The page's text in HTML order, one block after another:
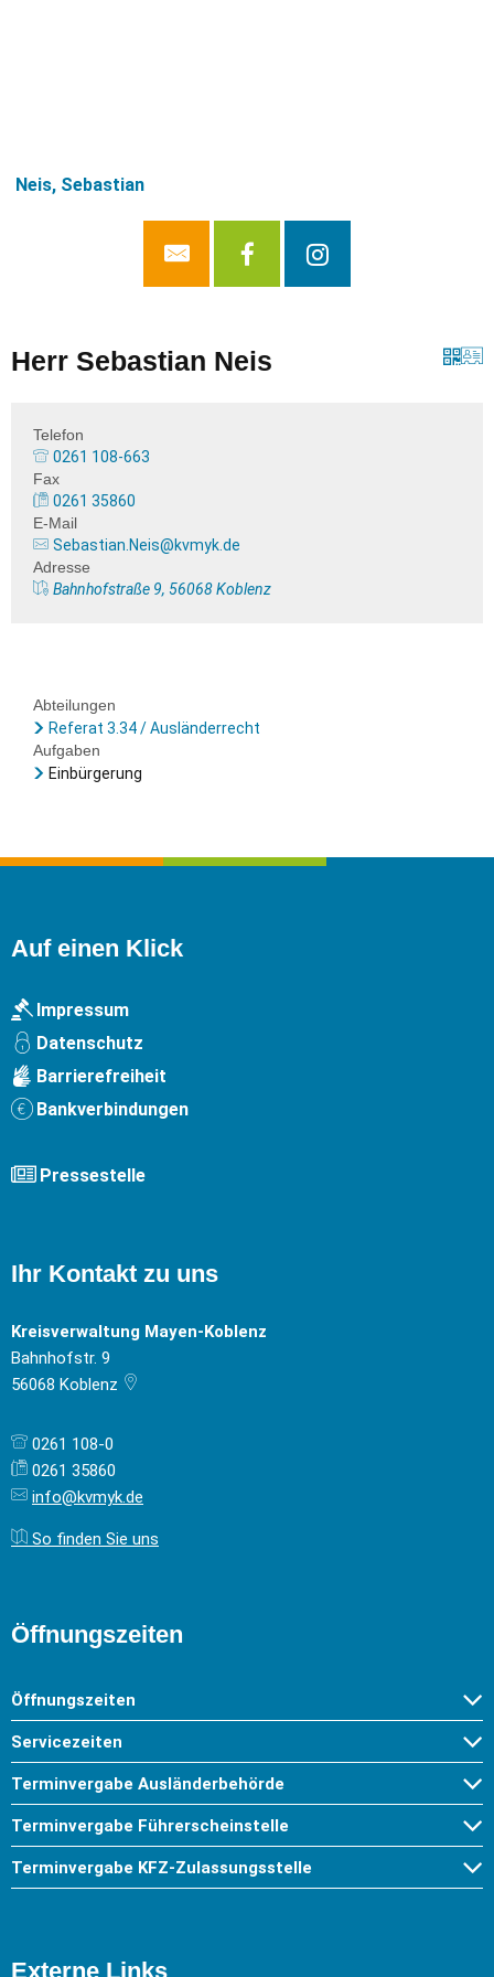
Neis, Sebastian
Herr Sebastian Neis
Telefon
0261 108-663
Fax
0261 35860
E-Mail
Sebastian.Neis@kvmyk.de
Adresse
Bahnhofstraße 9, 56068 Koblenz
Abteilungen
Referat 3.34 / Ausländerrecht
Aufgaben
Einbürgerung
Auf einen Klick
Impressum
Datenschutz
Barrierefreiheit
Bankverbindungen
Pressestelle
Ihr Kontakt zu uns
Kreisverwaltung Mayen-Koblenz
Bahnhofstr. 9
56068 Koblenz
0261 108-0
0261 35860
info@kvmyk.de
So finden Sie uns
Öffnungszeiten
Öffnungszeiten
Servicezeiten
Terminvergabe Ausländerbehörde
Terminvergabe Führerscheinstelle
Terminvergabe KFZ-Zulassungsstelle
Externe Links